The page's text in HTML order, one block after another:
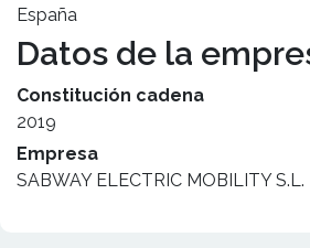
España
Datos de la
Constitución cadena
2019
Empresa
SABWAY ELECTRIC MOBILITY S.L.